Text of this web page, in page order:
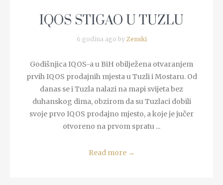
IQOS STIGAO U TUZLU
6 godina ago by Zenski
Godišnjica IQOS-a u BiH obilježena otvaranjem
prvih IQOS prodajnih mjesta u Tuzli i Mostaru. Od
danas se i Tuzla nalazi na mapi svijeta bez
duhanskog dima, obzirom da su Tuzlaci dobili
svoje prvo IQOS prodajno mjesto, a koje je jučer
otvoreno na prvom spratu ...
Read more →